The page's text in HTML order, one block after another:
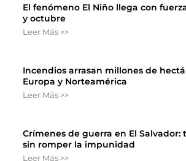
El fenómeno El Niño llega con
y octubre
Leer Más >>
Incendios arrasan millones de
Europa y Norteamérica
Leer Más >>
Crímenes de guerra en El Salvador:
sin romper la impunidad
Leer Más >>